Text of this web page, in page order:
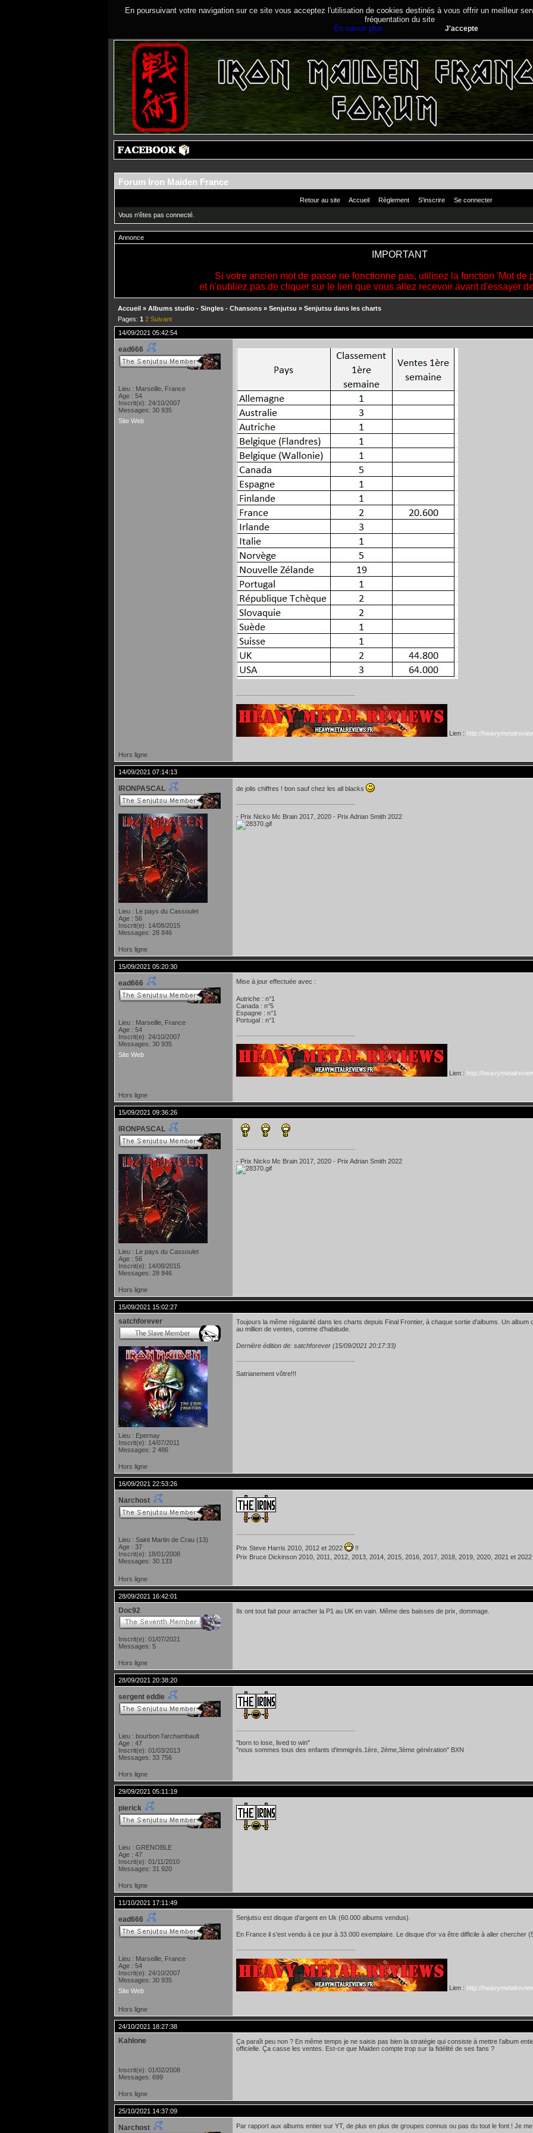
En poursuivant votre navigation sur ce site vous acceptez l'utilisation de cookies destinés à vous offrir un meilleur
fréquentation du site
En savoir plus
J'accepte
Forum Iron Maiden France
Retour au site Accueil Règlement S'inscrire Se connecter
Vous n'êtes pas connecté.
Annonce
IMPORTANT
Si votre ancien mot de passe ne fonctionne pas, utilisez la fonction 'Mot de
et n'oubliez pas de cliquer sur le lien que vous allez recevoir avant d'essayer
Accueil » Albums studio - Singles - Chansons » Senjutsu » Senjutsu dans les charts
Pages: 1 2 Suivant
14/09/2021 05:42:54
ead666
Lieu : Marseille, France
Age : 54
Inscrit(e): 24/10/2007
Messages: 30 935
Site Web
Lien : http://
Hors ligne
14/09/2021 07:14:13
IRONPASCAL
Lieu : Le pays du Cassoulet
Age : 56
Inscrit(e): 14/08/2015
Messages: 28 846
de jolis chiffres ! bon sauf chez les all blacks
- Prix Nicko Mc Brain 2017, 2020 - Prix Adrian Smith 2022
Hors ligne
15/09/2021 05:20:30
ead666
Lieu : Marseille, France
Age : 54
Inscrit(e): 24/10/2007
Messages: 30 935
Site Web
Mise à jour effectuée avec :
Autriche : n°1
Canada : n°5
Espagne : n°1
Portugal : n°1
Lien : http://
Hors ligne
15/09/2021 09:36:26
IRONPASCAL
Lieu : Le pays du Cassoulet
Age : 56
Inscrit(e): 14/08/2015
Messages: 28 846
- Prix Nicko Mc Brain 2017, 2020 - Prix Adrian Smith 2022
Hors ligne
15/09/2021 15:02:27
satchforever
Lieu : Epernay
Inscrit(e): 14/07/2011
Messages: 2 486
Toujours la même régularité dans les charts depuis Final Frontier, à chaque sortie d'albums. Un
au million de ventes, comme d'habitude.
Dernière édition de: satchforever (15/09/2021 20:17:33)
Satrianement vôtre!!!
Hors ligne
16/09/2021 22:53:26
Narchost
Lieu : Saint Martin de Crau (13)
Age : 37
Inscrit(e): 18/01/2008
Messages: 30 133
Prix Steve Harris 2010, 2012 et 2022
!!
Prix Bruce Dickinson 2010, 2011, 2012, 2013, 2014, 2015, 2016, 2017, 2018, 2019, 2020, 2021 et 2022
Hors ligne
28/09/2021 16:42:01
Doc92
Inscrit(e): 01/07/2021
Messages: 5
Ils ont tout fait pour arracher la P1 au UK en vain. Même des baisses de prix, dommage.
Hors ligne
28/09/2021 20:38:20
sergent eddie
Lieu : bourbon l'archambault
Age : 47
Inscrit(e): 01/03/2013
Messages: 33 756
"born to lose, lived to win"
"nous sommes tous des enfants d'immigrés.1ère, 2ème,3ème génération" BXN
Hors ligne
29/09/2021 05:11:19
pierick
Lieu : GRENOBLE
Age : 47
Inscrit(e): 01/11/2010
Messages: 31 920
Hors ligne
11/10/2021 17:11:49
ead666
Lieu : Marseille, France
Age : 54
Inscrit(e): 24/10/2007
Messages: 30 935
Site Web
Senjutsu est disque d'argent en Uk (60.000 albums vendus).
En France il s'est vendu à ce jour à 33.000 exemplaire. Le disque d'or va être difficile à aller chercher
Lien : http://
Hors ligne
24/10/2021 18:27:38
Kahlone
Inscrit(e): 01/02/2008
Messages: 699
Ça paraît peu non ? En même temps je ne saisis pas bien la stratégie qui consiste à mettre l’album
officielle. Ça casse les ventes. Est-ce que Maiden compte trop sur la fidélité de ses fans ?
Hors ligne
25/10/2021 14:37:09
Narchost Par rapport aux albums entier sur YT, de plus en plus de groupes connus ou pas du tout le font ! Je